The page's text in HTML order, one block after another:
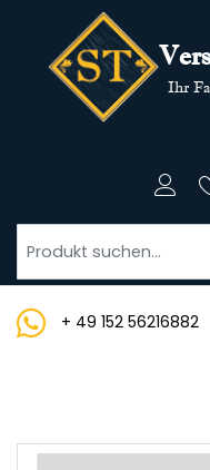
Ihr
+ 49 152 56216882